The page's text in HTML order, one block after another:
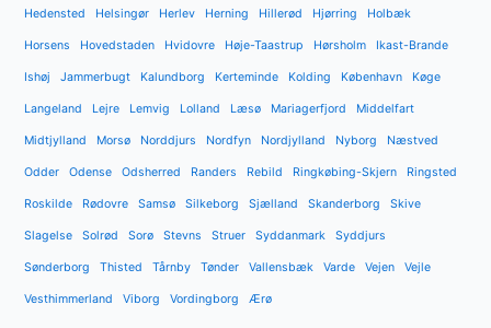
Hedensted Helsingør Herlev Herning Hillerød Hjørring Holbæk
Horsens Hovedstaden Hvidovre Høje-Taastrup Hørsholm Ikast-Brande
Ishøj Jammerbugt Kalundborg Kerteminde Kolding København Køge
Langeland Lejre Lemvig Lolland Læsø Mariagerfjord Middelfart
Midtjylland Morsø Norddjurs Nordfyn Nordjylland Nyborg Næstved
Odder Odense Odsherred Randers Rebild Ringkøbing-Skjern Ringsted
Roskilde Rødovre Samsø Silkeborg Sjælland Skanderborg Skive
Slagelse Solrød Sorø Stevns Struer Syddanmark Syddjurs
Sønderborg Thisted Tårnby Tønder Vallensbæk Varde Vejen Vejle
Vesthimmerland Viborg Vordingborg Ærø